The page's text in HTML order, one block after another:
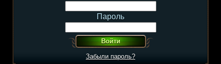
Пароль
Забыли пароль?